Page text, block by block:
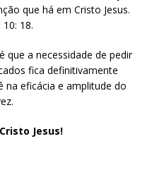
que há em Cristo Jesus.
18.
que a necessidade de pedir
fica definitivamente
na eficácia e amplitude do
Jesus!